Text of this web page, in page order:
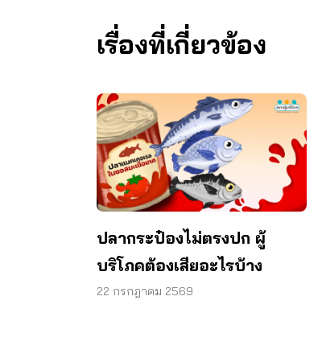
เรื่องที่เกี่ยวข้อง
ปลากระป๋องไม่ตรงปก ผู้
บริโภคต้องเสียอะไรบ้าง
22 กรกฎาคม 2569